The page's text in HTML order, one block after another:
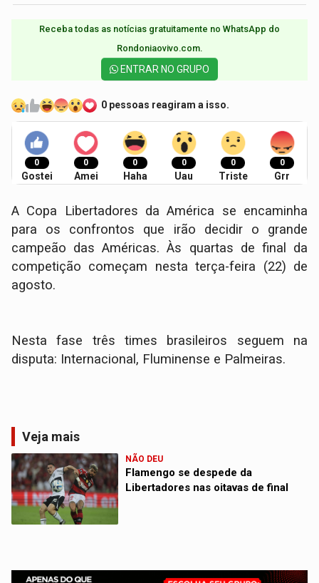
Receba todas as notícias gratuitamente no WhatsApp do
Rondoniaovivo.com.​
ENTRAR NO GRUPO
0 pessoas reagiram a isso.
0
Gostei
0
Amei
0
Haha
0
Uau
0
Triste
0
Grr
A Copa Libertadores da América se encaminha
para os confrontos que irão decidir o grande
campeão das Américas. Às quartas de final da
competição começam nesta terça-feira (22) de
agosto.
Nesta fase três times brasileiros seguem na
disputa: Internacional, Fluminense e Palmeiras.
Veja mais
NÃO DEU
Flamengo se despede da
Libertadores nas oitavas de final